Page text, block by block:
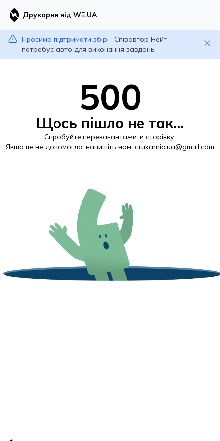
Друкарня від WE.UA
Просимо підтримати збір:
Співавтор Нейт
потребує авто для виконання завдань
500
Щось пішло не так...
Спробуйте перезавантажити сторінку.
Якщо це не допомогло, напишіть нам: drukarnia.ua@gmail.com